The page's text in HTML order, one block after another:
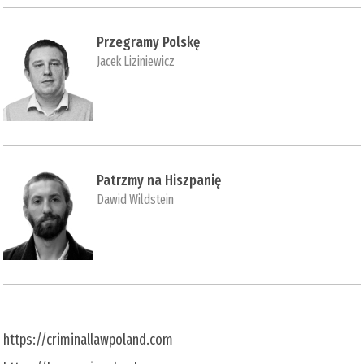
Przegramy Polskę
Jacek Liziniewicz
Patrzmy na Hiszpanię
Dawid Wildstein
https://criminallawpoland.com